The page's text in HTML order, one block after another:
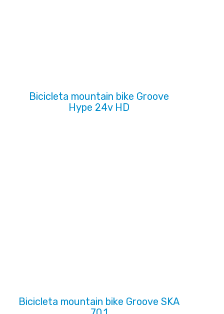
Bicicleta mountain bike Groove
Hype 24v HD
Bicicleta mountain bike Groove SKA